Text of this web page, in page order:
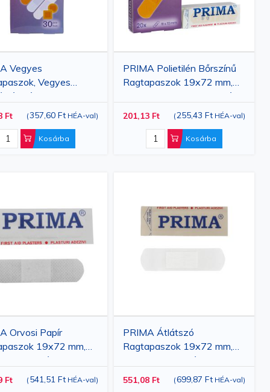
Vegyes
Vegyes
és Típusok, 30 db
Ft (357,60 Ft HÉA-val)
Kosárba
PRIMA Polietilén Bőrszínű
Ragtapaszok 19x72 mm,
20 db, Kompakt Kiszerelés
201,13 Ft (255,43 Ft HÉA-val)
Kosárba
Orvosi Papír
19x72 mm,
Gazdaságos
Ft ( 541,51 Ft HÉA-val)
PRIMA Átlátszó
Ragtapaszok 19x72 mm,
100 db, Gazdaságos
Kiszerelés
551,08 Ft (699,87 Ft HÉA-val)